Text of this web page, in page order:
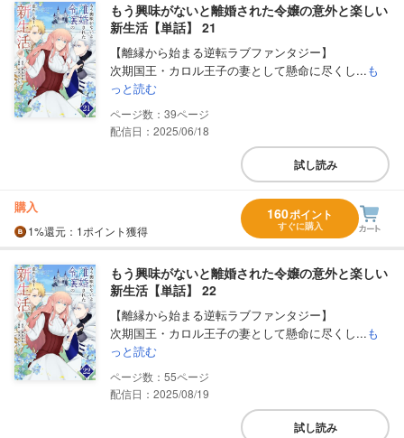
もう興味がないと離婚された令嬢の意外と楽しい
新生活【単話】 21
【離縁から始まる逆転ラブファンタジー】
次期国王・カロル王子の妻として懸命に尽くし...も
っと読む
39
配信日：2025/06/18
試し読み
購入
1%還元 ：1ポイント獲得
160ポイント
すぐに購入
もう興味がないと離婚された令嬢の意外と楽しい
新生活【単話】 22
【離縁から始まる逆転ラブファンタジー】
次期国王・カロル王子の妻として懸命に尽くし...も
っと読む
55
配信日：2025/08/19
試し読み